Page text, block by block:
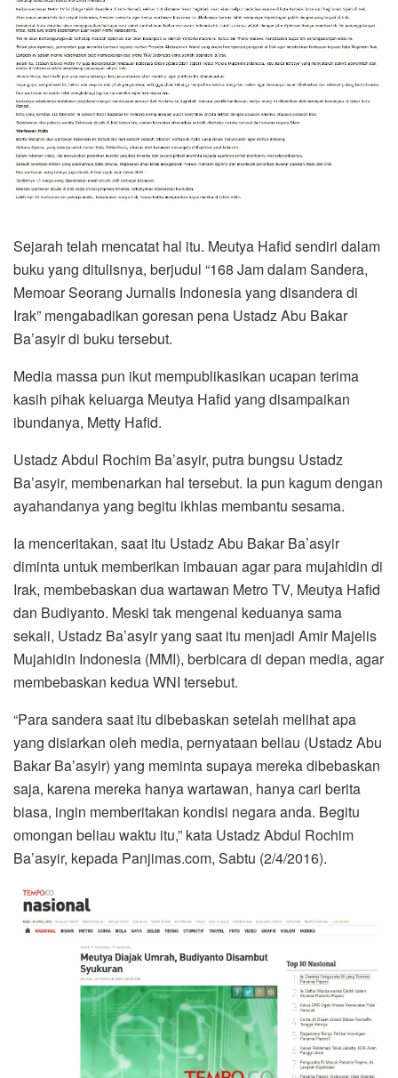
Sejarah telah mencatat hal itu. Meutya Hafid sendiri dalam
buku yang ditulisnya, berjudul “168 Jam dalam Sandera,
Memoar Seorang Jurnalis Indonesia yang disandera di
Irak” mengabadikan goresan pena Ustadz Abu Bakar
Ba’asyir di buku tersebut.
Media massa pun ikut mempublikasikan ucapan terima
kasih pihak keluarga Meutya Hafid yang disampaikan
ibundanya, Metty Hafid.
Ustadz Abdul Rochim Ba’asyir, putra bungsu Ustadz
Ba’asyir, membenarkan hal tersebut. Ia pun kagum dengan
ayahandanya yang begitu ikhlas membantu sesama.
Ia menceritakan, saat itu Ustadz Abu Bakar Ba’asyir
diminta untuk memberikan imbauan agar para mujahidin di
Irak, membebaskan dua wartawan Metro TV, Meutya Hafid
dan Budiyanto. Meski tak mengenal keduanya sama
sekali, Ustadz Ba’asyir yang saat itu menjadi Amir Majelis
Mujahidin Indonesia (MMI), berbicara di depan media, agar
membebaskan kedua WNI tersebut.
“Para sandera saat itu dibebaskan setelah melihat apa
yang disiarkan oleh media, pernyataan beliau (Ustadz Abu
Bakar Ba’asyir) yang meminta supaya mereka dibebaskan
saja, karena mereka hanya wartawan, hanya cari berita
biasa, ingin memberitakan kondisi negara anda. Begitu
omongan beliau waktu itu,” kata Ustadz Abdul Rochim
Ba’asyir, kepada Panjimas.com, Sabtu (2/4/2016).